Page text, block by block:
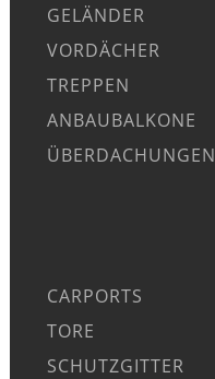
GELÄNDER
VORDÄCHER
TREPPEN
ANBAUBALKONE
ÜBERDACHUNGEN
CARPORTS
TORE
SCHUTZGITTER